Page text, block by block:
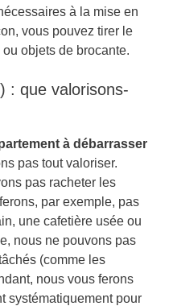
à la mise en
vous pouvez tirer le
objets de brocante.
: que valorisons-
à débarrasser
pas tout valoriser.
pas racheter les
par exemple, pas
une cafetière usée ou
nous ne pouvons pas
(comme les
nous vous ferons
systématiquement pour